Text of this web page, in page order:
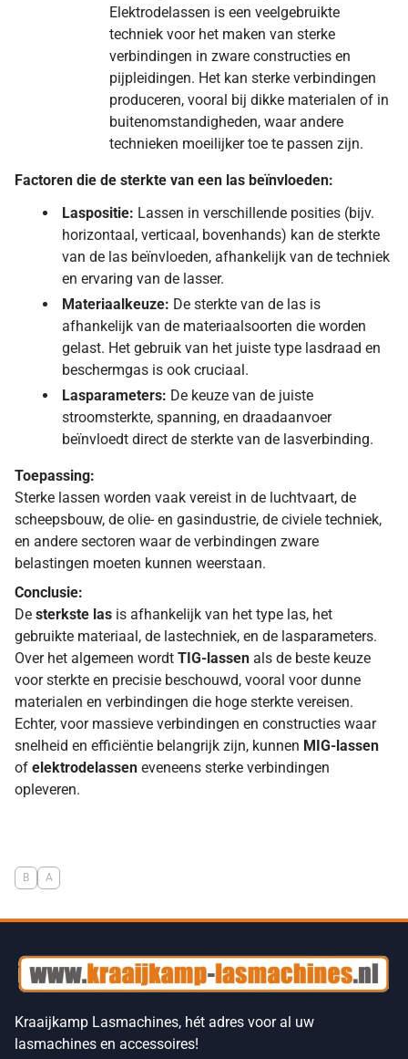
Elektrodelassen is een veelgebruikte
techniek voor het maken van sterke
verbindingen in zware constructies en
pijpleidingen. Het kan sterke verbindingen
produceren, vooral bij dikke materialen of in
buitenomstandigheden, waar andere
technieken moeilijker toe te passen zijn.
Factoren die de sterkte van een las beïnvloeden:
Laspositie: Lassen in verschillende posities (bijv.
horizontaal, verticaal, bovenhands) kan de sterkte
van de las beïnvloeden, afhankelijk van de techniek
en ervaring van de lasser.
Materiaalkeuze: De sterkte van de las is
afhankelijk van de materiaalsoorten die worden
gelast. Het gebruik van het juiste type lasdraad en
beschermgas is ook cruciaal.
Lasparameters: De keuze van de juiste
stroomsterkte, spanning, en draadaanvoer
beïnvloedt direct de sterkte van de lasverbinding.
Toepassing:
Sterke lassen worden vaak vereist in de luchtvaart, de
scheepsbouw, de olie- en gasindustrie, de civiele techniek,
en andere sectoren waar de verbindingen zware
belastingen moeten kunnen weerstaan.
Conclusie:
De sterkste las is afhankelijk van het type las, het
gebruikte materiaal, de lastechniek, en de lasparameters.
Over het algemeen wordt TIG-lassen als de beste keuze
voor sterkte en precisie beschouwd, vooral voor dunne
materialen en verbindingen die hoge sterkte vereisen.
Echter, voor massieve verbindingen en constructies waar
snelheid en efficiëntie belangrijk zijn, kunnen MIG-lassen
of elektrodelassen eveneens sterke verbindingen
opleveren.
B A
Kraaijkamp Lasmachines, hét adres voor al uw
lasmachines en accessoires!